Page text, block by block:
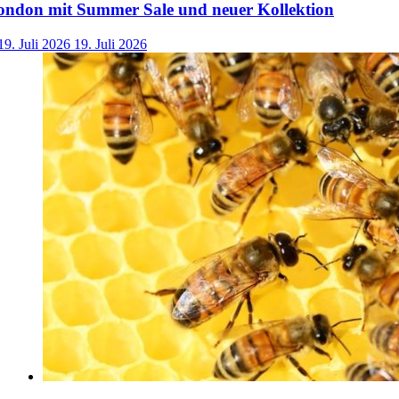
mit Summer Sale und neuer Kollektion
Juli 2026 19. Juli 2026